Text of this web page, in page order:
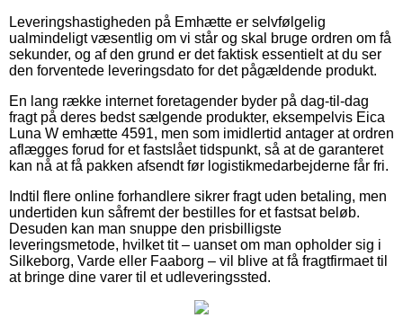
Leveringshastigheden på Emhætte er selvfølgelig
ualmindeligt væsentlig om vi står og skal bruge ordren om få
sekunder, og af den grund er det faktisk essentielt at du ser
den forventede leveringsdato for det pågældende produkt.
En lang række internet foretagender byder på dag-til-dag
fragt på deres bedst sælgende produkter, eksempelvis Eica
Luna W emhætte 4591, men som imidlertid antager at ordren
aflægges forud for et fastslået tidspunkt, så at de garanteret
kan nå at få pakken afsendt før logistikmedarbejderne får fri.
Indtil flere online forhandlere sikrer fragt uden betaling, men
undertiden kun såfremt der bestilles for et fastsat beløb.
Desuden kan man snuppe den prisbilligste
leveringsmetode, hvilket tit – uanset om man opholder sig i
Silkeborg, Varde eller Faaborg – vil blive at få fragtfirmaet til
at bringe dine varer til et udleveringssted.